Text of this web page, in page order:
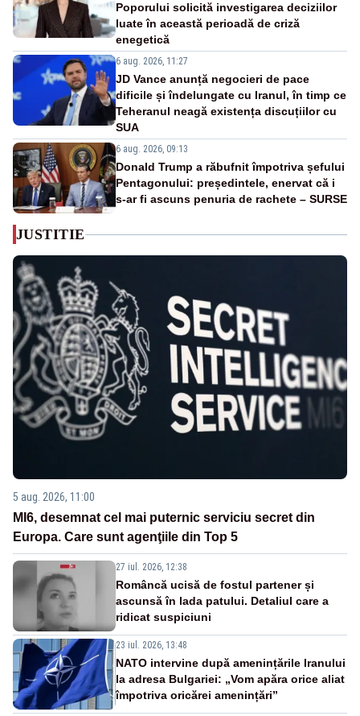
Poporului solicită investigarea deciziilor
luate în această perioadă de criză
enegetică
6 aug. 2026, 11:27
JD Vance anunță negocieri de pace
dificile și îndelungate cu Iranul, în timp ce
Teheranul neagă existența discuțiilor cu
SUA
6 aug. 2026, 09:13
Donald Trump a răbufnit împotriva șefului
Pentagonului: președintele, enervat că i
s-ar fi ascuns penuria de rachete – SURSE
JUSTITIE
5 aug. 2026, 11:00
MI6, desemnat cel mai puternic serviciu secret din
Europa. Care sunt agenţiile din Top 5
27 iul. 2026, 12:38
Româncă ucisă de fostul partener și
ascunsă în lada patului. Detaliul care a
ridicat suspiciuni
23 iul. 2026, 13:48
NATO intervine după amenințările Iranului
la adresa Bulgariei: „Vom apăra orice aliat
împotriva oricărei amenințări”